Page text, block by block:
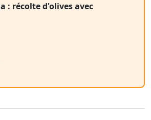
: récolte d'olives avec